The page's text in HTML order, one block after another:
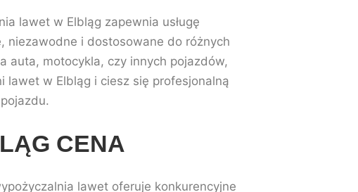
lawet w Elbląg zapewnia usługę
niezawodne i dostosowane do różnych
auta, motocykla, czy innych pojazdów,
lawet w Elbląg i ciesz się profesjonalną
CENA
lawet oferuje konkurencyjne